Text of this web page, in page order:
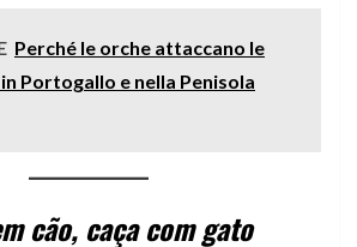
Perché le orche attaccano le
Portogallo e nella Penisola
cão, caça com gato